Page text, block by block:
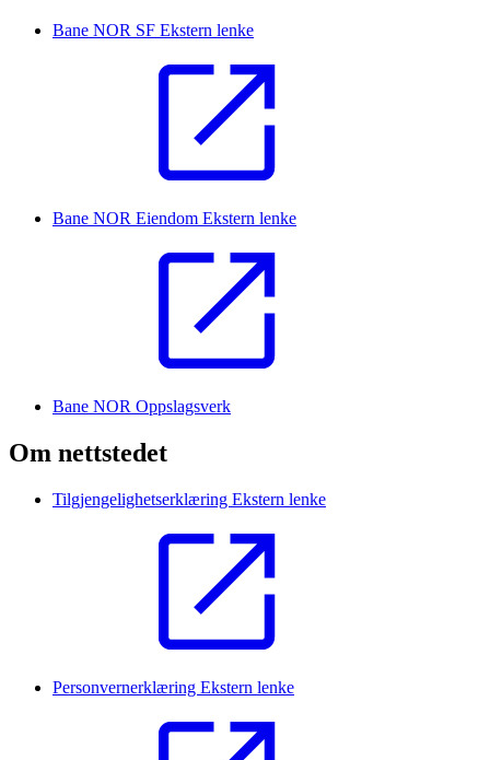
Bane NOR SF Ekstern lenke
Bane NOR Eiendom Ekstern lenke
Bane NOR Oppslagsverk
Om nettstedet
Tilgjengelighetserklæring Ekstern lenke
Personvernerklæring Ekstern lenke